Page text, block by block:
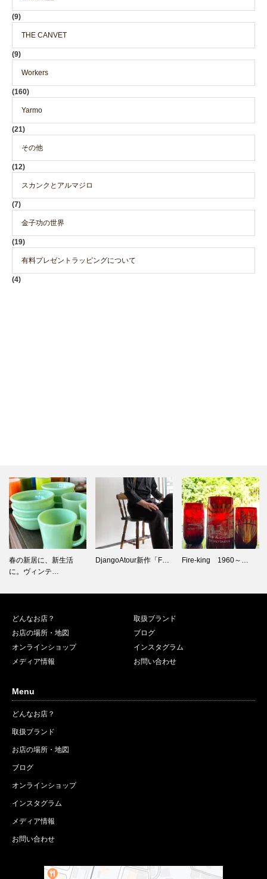
(9)
THE CANVET
(9)
Workers
(160)
Yarmo
(21)
その他
(12)
スカンクとアルマジロ
(7)
金子功の世界
(19)
有料プレゼントラッピングについて
(4)
春の新居に、新生活
に。ヴィンテ…
DjangoAtour新作「F… Fire-king 1960～…
どんなお店？
取扱ブランド
お店の場所・地図
ブログ
オンラインショップ
インスタグラム
メディア情報
お問い合わせ
Menu
どんなお店？
取扱ブランド
お店の場所・地図
ブログ
オンラインショップ
インスタグラム
メディア情報
お問い合わせ